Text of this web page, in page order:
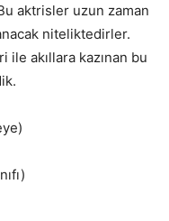
aktrisler uzun zaman
niteliktedirler.
akıllara kazınan bu